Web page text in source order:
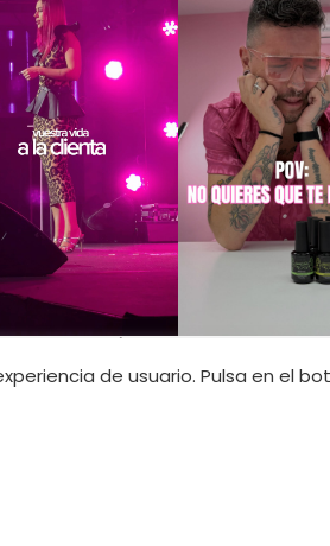
de usuario. Pulsa en el